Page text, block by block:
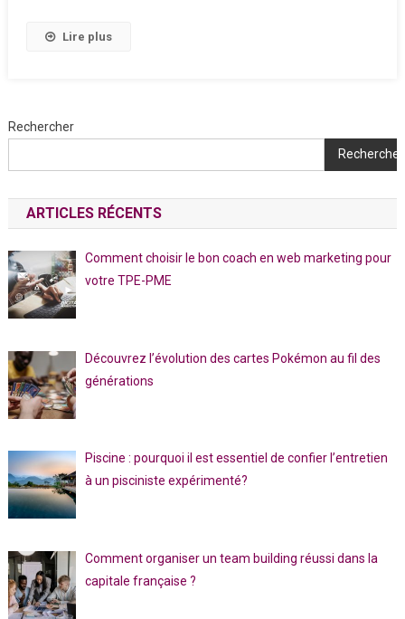
Lire plus
Rechercher
Rechercher
ARTICLES RÉCENTS
Comment choisir le bon coach en web marketing pour
votre TPE-PME
Découvrez l’évolution des cartes Pokémon au fil des
générations
Piscine : pourquoi il est essentiel de confier l’entretien
à un pisciniste expérimenté?
Comment organiser un team building réussi dans la
capitale française ?